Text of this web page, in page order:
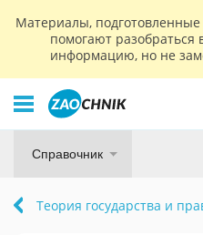
Материалы, подготовленные
помогают разобраться
информацию, но не
Справочник
Теория государства и